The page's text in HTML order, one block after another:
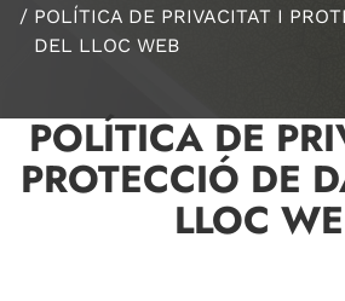
POLÍTICA DE PRIVACITAT I
DEL LLOC WEB
POLÍTICA DE
PROTECCIÓ DE
LLOC